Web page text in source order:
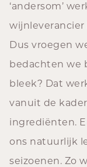
‘andersom’
Dus vroegen
bedachten we
bleek? Dat
vanuit de
ingrediënten.
ons natuurlijk
seizoenen. Zo